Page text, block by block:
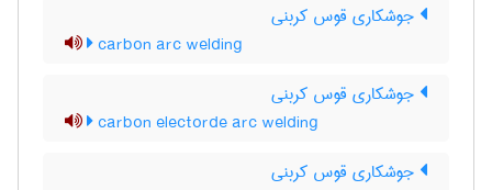
جوشکاری قوس کربنی
carbon arc welding
جوشکاری قوس کربنی
carbon electorde arc welding
جوشکاری قوس کربنی